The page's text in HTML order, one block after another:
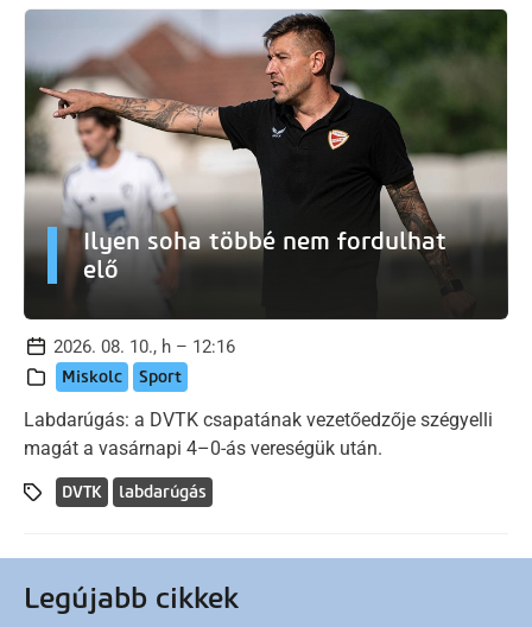
Ilyen soha többé nem fordulhat
elő
2026. 08. 10., h – 12:16
Miskolc Sport
Labdarúgás: a DVTK csapatának vezetőedzője szégyelli
magát a vasárnapi 4–0-ás vereségük után.
DVTK labdarúgás
Legújabb cikkek